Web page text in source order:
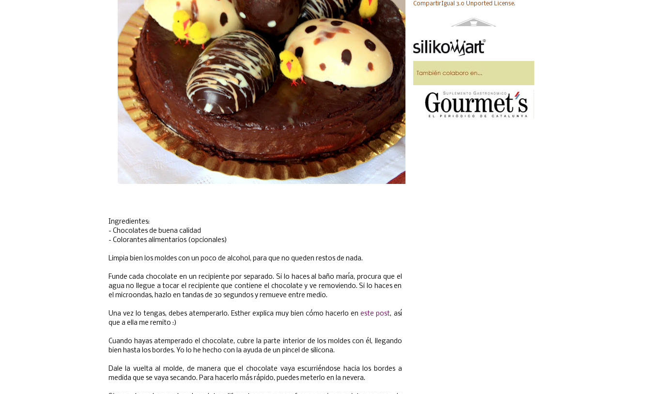
CompartirIgual 3.0 Unported License.
Ingredientes:
- Chocolates de buena calidad
- Colorantes alimentarios (opcionales)
Limpia bien los moldes con un poco de alcohol, para que no queden restos de nada.
Funde cada chocolate en un recipiente por separado. Si lo haces al baño maría, procura que el
agua no llegue a tocar el recipiente que contiene el chocolate y ve removiendo. Si lo haces en
el microondas, hazlo en tandas de 30 segundos y remueve entre medio.
Una vez lo tengas, debes atemperarlo. Esther explica muy bien cómo hacerlo eneste post, así
que a ella me remito :)
Cuando hayas atemperado el chocolate, cubre la parte interior de los moldes con él, llegando
bien hasta los bordes. Yo lo he hecho con la ayuda de un pincel de silicona.
Dale la vuelta al molde, de manera que el chocolate vaya escurriéndose hacia los bordes a
medida que se vaya secando. Para hacerlo más rápido, puedes meterlo en la nevera.